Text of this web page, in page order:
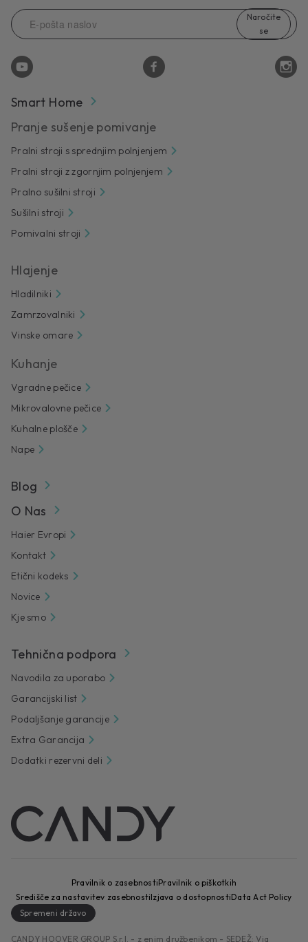
Naročite
se
Smart Home
Pranje sušenje pomivanje
Pralni stroji s sprednjim polnjenjem
Pralni stroji z zgornjim polnjenjem
Pralno sušilni stroji
Sušilni stroji
Pomivalni stroji
Hlajenje
Hladilniki
Zamrzovalniki
Vinske omare
Kuhanje
Vgradne pečice
Mikrovalovne pečice
Kuhalne plošče
Nape
Blog
O Nas
Haier Evropi
Kontakt
Etični kodeks
Novice
Kje smo
Tehnična podpora
Navodila za uporabo
Garancijski list
Podaljšanje garancije
Extra Garancija
Dodatki rezervni deli
CANDY HOOVER GROUP S.r.I. - z enim družbenikom - SEDEŽ: Via
Pravilnik o zasebnostiPravilnik o piškotkih
Središče za nastavitev zasebnostiIzjava o dostopnostiData Act Policy
Spremeni državo